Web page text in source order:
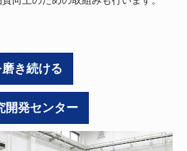
き続ける
開発センター